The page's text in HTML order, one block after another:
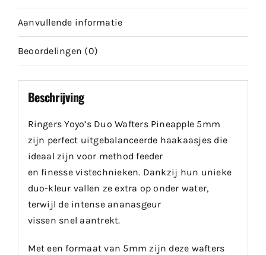
Aanvullende informatie
Beoordelingen (0)
Beschrijving
Ringers Yoyo’s Duo Wafters Pineapple 5mm
zijn perfect uitgebalanceerde haakaasjes die
ideaal zijn voor method feeder
en finesse vistechnieken. Dankzij hun unieke
duo-kleur vallen ze extra op onder water,
terwijl de intense ananasgeur
vissen snel aantrekt.
Met een formaat van 5mm zijn deze wafters